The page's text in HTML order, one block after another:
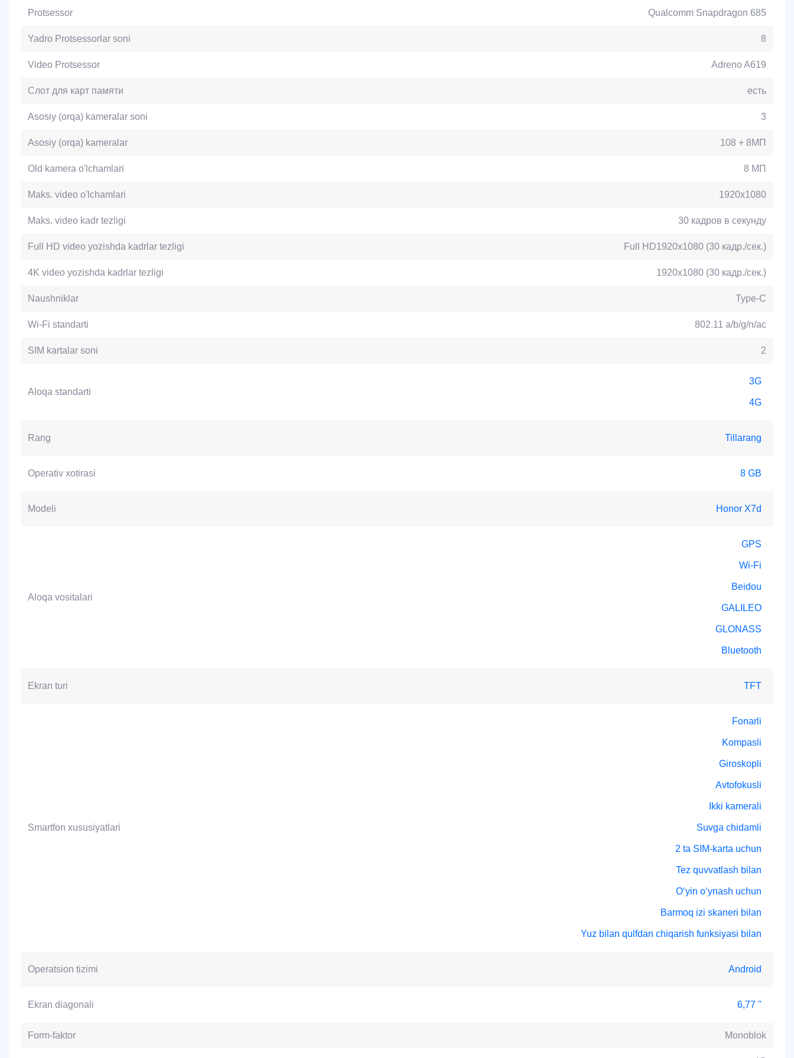
Protsessor Qualcomm Snapdragon 685
Yadro Protsessorlar soni 8
Video Protsessor Adreno A619
Слот для карт памяти есть
Asosiy (orqa) kameralar soni 3
Asosiy (orqa) kameralar 108 + 8МП
Old kamera o'lchamlari 8 МП
Maks. video o'lchamlari 1920x1080
Maks. video kadr tezligi 30 кадров в секунду
Full HD video yozishda kadrlar tezligi Full HD1920x1080 (30 кадр./сек.)
4K video yozishda kadrlar tezligi 1920x1080 (30 кадр./сек.)
Naushniklar Type-C
Wi-Fi standarti 802.11 a/b/g/n/ac
SIM kartalar soni 2
Aloqa standarti
3G
4G
Rang Tillarang
Operativ xotirasi 8 GB
Modeli Honor X7d
Aloqa vositalari
GPS
Wi-Fi
Beidou
GALILEO
GLONASS
Bluetooth
Ekran turi TFT
Smartfon xususiyatlari
Fonarli
Kompasli
Giroskopli
Avtofokusli
Ikki kamerali
Suvga chidamli
2 ta SIM-karta uchun
Tez quvvatlash bilan
O‘yin o‘ynash uchun
Barmoq izi skaneri bilan
Yuz bilan qulfdan chiqarish funksiyasi bilan
Operatsion tizimi Android
Ekran diagonali 6,77 "
Form-faktor Monoblok